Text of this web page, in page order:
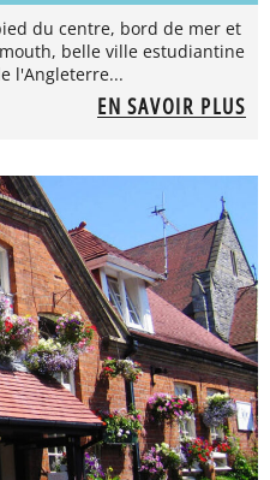
du centre, bord de mer et
belle ville estudiantine
l'Angleterre...
EN SAVOIR PLUS